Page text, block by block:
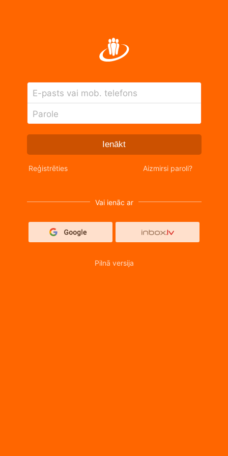
E-pasts vai mob. telefons
Parole
Ienākt
Reģistrēties Aizmirsi paroli?
Vai ienāc ar
Pilnā versija